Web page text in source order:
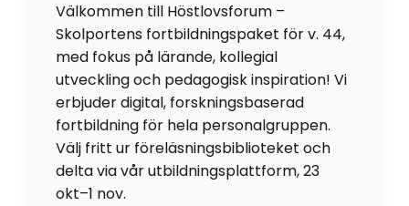
Välkommen till Höstlovsforum –
Skolportens fortbildningspaket för v. 44,
med fokus på lärande, kollegial
utveckling och pedagogisk inspiration! Vi
erbjuder digital, forskningsbaserad
fortbildning för hela personalgruppen.
Välj fritt ur föreläsningsbiblioteket och
delta via vår utbildningsplattform, 23
okt–1 nov.